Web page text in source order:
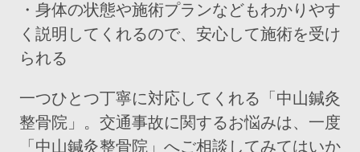
・身体の状態や施術プランなどもわかりやす
く説明してくれるので、安心して施術を受け
られる
一つひとつ丁寧に対応してくれる「中山鍼灸
整骨院」。交通事故に関するお悩みは、一度
「中山鍼灸整骨院」へご相談してみてはいか